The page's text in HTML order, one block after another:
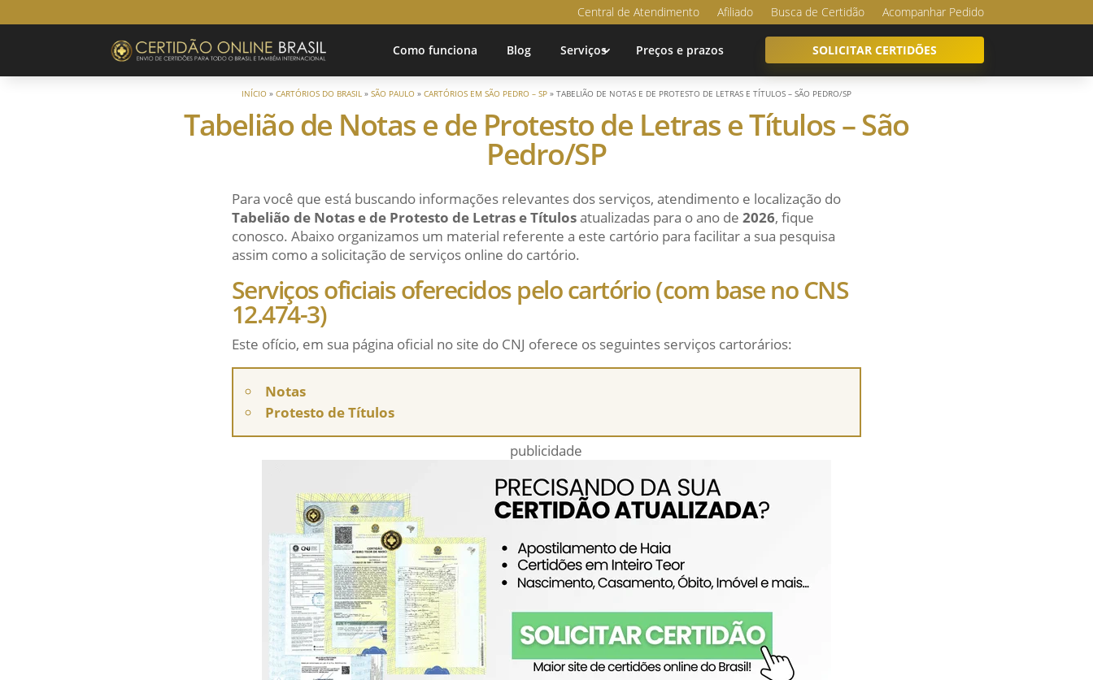
Central de Atendimento Afiliado Busca de Certidão Acompanhar Pedido
Como funciona Blog Serviços Preços e prazos SOLICITAR CERTIDÕES
INÍCIO» CARTÓRIOS DO BRASIL » SÃO PAULO» CARTÓRIOS EM SÃO PEDRO – SP» TABELIÃO DE NOTAS E DE PROTESTO DE LETRAS E TÍTULOS – SÃO PEDRO/SP
Tabelião de Notas e de Protesto de Letras e Títulos – São
Pedro/SP
Para você que está buscando informações relevantes dos serviços, atendimento e localização do
Tabelião de Notas e de Protesto de Letras e Títulosatualizadas para o ano de 2026, fique
conosco. Abaixo organizamos um material referente a este cartório para facilitar a sua pesquisa
assim como a solicitação de serviços online do cartório.
Serviços oficiais oferecidos pelo cartório (com base no CNS
12.474-3)
Este ofício, em sua página oficial no site do CNJ oferece os seguintes serviços cartorários:
Notas
Protesto de Títulos
publicidade